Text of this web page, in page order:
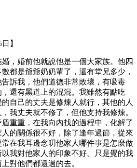
】
，婚前他就說他是一個大家族。他四
都是爺爺奶奶輩了，還有堂兄多少，
訴我，他們道德非常敗壞，有吸毒
還有黑道上的混混。我雖然有點吃
自己的丈夫是修煉人就行，其他的人
我丈夫就不修了，但他支持我修煉。
重重，在我向內找的過程中，化解了
的關係很不好，除了逢年過節，從來
在我耳邊念叨他家人哪件事是怎麼做
我對他家人的印象不好。只是覺的我
對他們都還過的去。